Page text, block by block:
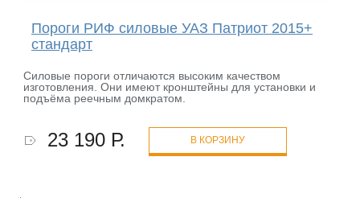
Пороги РИФ силовые УАЗ Патриот 2015+
стандарт
Силовые пороги отличаются высоким качеством
изготовления. Они имеют кронштейны для установки и
подъёма реечным домкратом.
23 190 Р. В КОРЗИНУ